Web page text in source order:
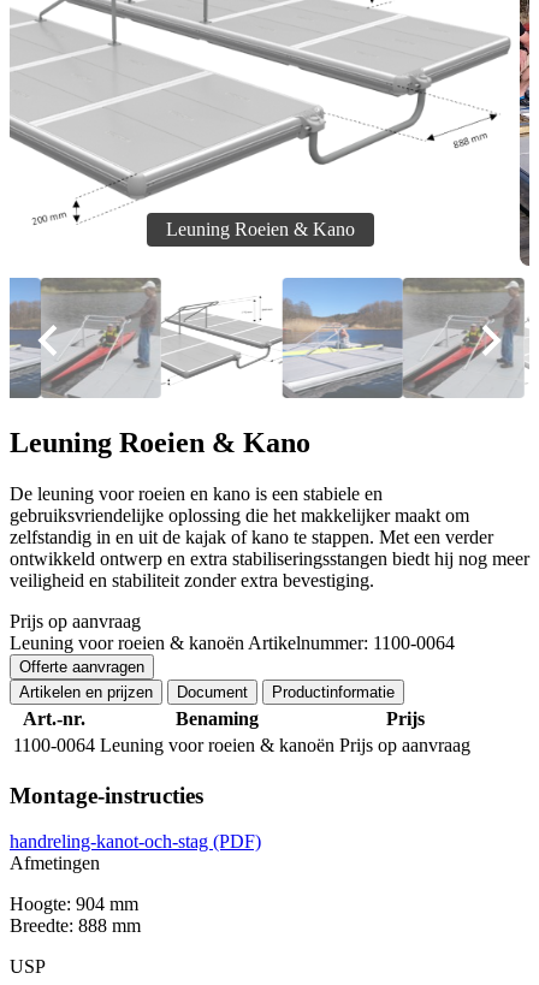
Leuning Roeien & Kano
De leuning voor roeien en kano is een stabiele en
gebruiksvriendelijke oplossing die het makkelijker maakt om
zelfstandig in en uit de kajak of kano te stappen. Met een verder
ontwikkeld ontwerp en extra stabiliseringsstangen biedt hij nog meer
veiligheid en stabiliteit zonder extra bevestiging.
Prijs op aanvraag
Leuning voor roeien & kanoën Artikelnummer: 1100-0064
Offerte aanvragen
Artikelen en prijzen
Document Productinformatie
Art.-nr. Benaming
Prijs
1100-0064 Leuning voor roeien & kanoën Prijs op aanvraag
Montage-instructies
handreling-kanot-och-stag (PDF)
Afmetingen
Hoogte: 904 mm
Breedte: 888 mm
USP